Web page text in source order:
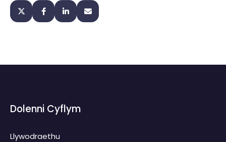
Dolenni Cyflym
Llywodraethu